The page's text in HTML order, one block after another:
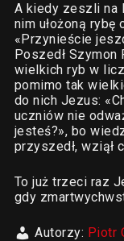
A kiedy zeszli na
nim ułożoną rybę
«Przynieście
Poszedł Szymon
wielkich ryb w
pomimo tak
do nich Jezus:
uczniów nie
jesteś?», bo
przyszedł, wziął
To już trzeci raz
gdy
Autorzy: Piotr